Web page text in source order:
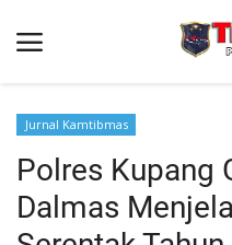
Beranda
Terms & Conditions
Jurnal Kamtibmas
Polres Kupang
Dalmas